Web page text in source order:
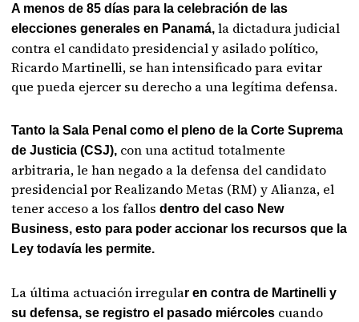
A menos de 85 días para la celebración de las
elecciones generales en Panamá,la dictadura judicial
contra el candidato presidencial y asilado político,
Ricardo Martinelli, se han intensificado para evitar
que pueda ejercer su derecho a una legítima defensa.
Tanto la Sala Penal como el pleno de la Corte Suprema
de Justicia (CSJ), con una actitud totalmente
arbitraria, le han negado a la defensa del candidato
presidencial por Realizando Metas (RM) y Alianza, el
tener acceso a los fallos dentro del caso New
Business, esto para poder accionar los recursos que la
Ley todavía les permite.
La última actuación irregular en contra de Martinelli y
su defensa, se registro el pasado miércoles cuando